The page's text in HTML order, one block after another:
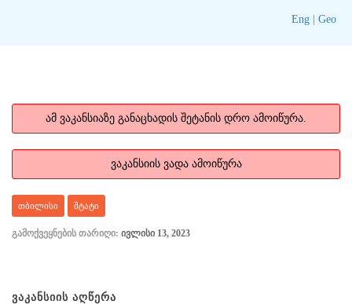
Eng Geo
ამ ვაკანსიაზე განაცხადის შეტანის დრო ამოიწურა.
ვაკანსიის ვადა ამოიწურა
Თბილისი Შტატი
გამოქვეყნების თარიღი: ივლისი 13, 2023
ᲕᲐᲙᲐᲜᲡᲘᲘᲡ ᲐᲦᲬᲔᲠᲐ